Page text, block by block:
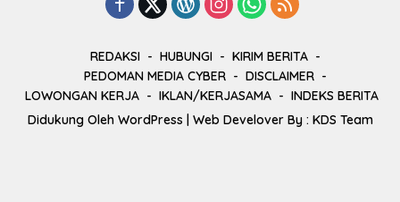
REDAKSI HUBUNGI
KIRIM BERITA
PEDOMAN MEDIA CYBER
DISCLAIMER
LOWONGAN KERJA
IKLAN/KERJASAMA
INDEKS BERITA
Didukung Oleh WordPress | Web Develover By : KDS Team